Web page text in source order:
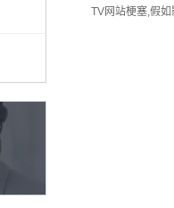
TV网站梗塞,假